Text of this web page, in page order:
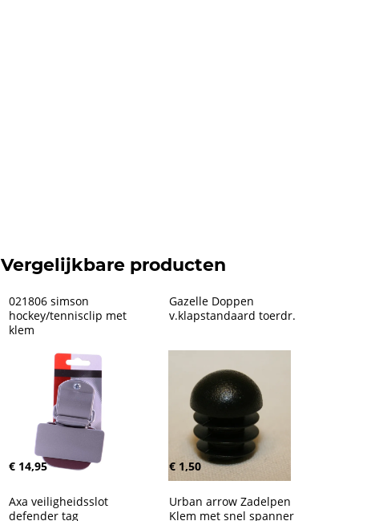
Vergelijkbare producten
021806 simson
hockey/tennisclip met
klem
€ 14,95
Gazelle Doppen
v.klapstandaard toerdr.
€ 1,50
Axa veiligheidsslot
defender tag
Urban arrow Zadelpen
Klem met snel spanner